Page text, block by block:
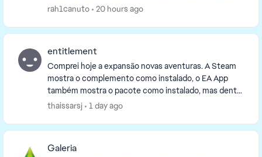
para desinstalar ele fala que posso perder meus
rah1canuto 20 hours ago
entitlement
Comprei hoje a expansão novas aventuras. A Steam
mostra o complemento como instalado, o EA App
também mostra o pacote como instalado, mas dentro
do jogo aparece a mensagem de que eu não tenho
thaissarsj 1 day ago
Galeria